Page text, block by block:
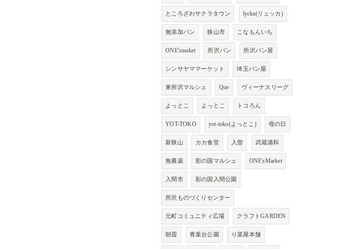
ところざわサクラタウン lycka(リュッカ)
無添加パン 狭山市 こなもんいち
ONE'smaket 所沢パン 所沢パン屋
シンサヤママーケット 埼玉パン屋
東所沢マルシェ Que ヴィーナスリーグ
よっとこ よっとこ トコろん
YOT-TOKO yot-toko(よっとこ) 母の日
新狭山 カカ食堂 入曽 武蔵浦和
無農薬 彩の国マルシェ ONE'sMarket
入間市 彩の国入間公園
所沢ものづくりセンター
元町コミュニティ広場 クラフトGARDEN
朝霞 青葉台公園 り菜屋本舗